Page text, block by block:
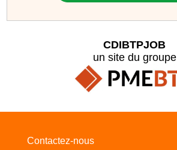
CDIBTPJOB
un site du groupe
Contactez-nous